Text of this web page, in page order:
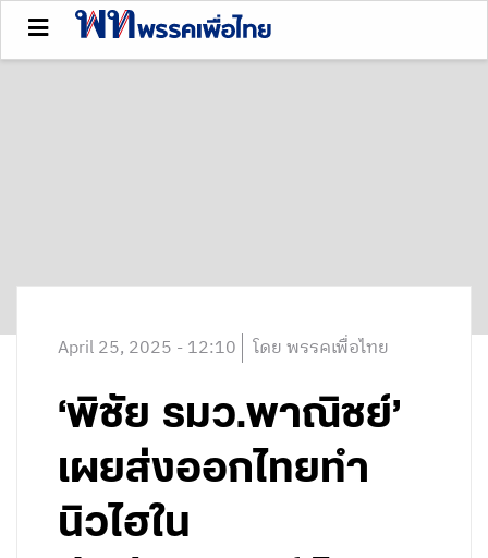
April 25, 2025 - 12:10 โดย พรรคเพื่อไทย
‘พิชัย รมว.พาณิชย์’
เผยส่งออกไทยทำ
นิวไฮใน